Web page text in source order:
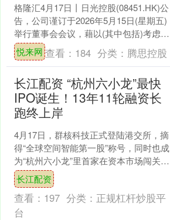
格隆汇4月17日丨日光控股(08451.HK)公
告，公司谨订于2026年5月15日(星期五)
举行董事会会议，藉以(其中包括)考虑及
批准公司及其附属公司截至202....
悦来网 查看： 184 分类： 腾思控股
长江配资 “杭州六小龙”最快
IPO诞生！13年11轮融资长
跑终上岸
4月17日，群核科技正式登陆港交所，摘
得“全球空间智能第一股”称号，同时也成
为“杭州六小龙”里首家在资本市场闯关成
功的企业。 《每日经济新闻》记者注意
到，这场资....
长江配资
查看： 197 分类： 正规杠杆炒股平
台